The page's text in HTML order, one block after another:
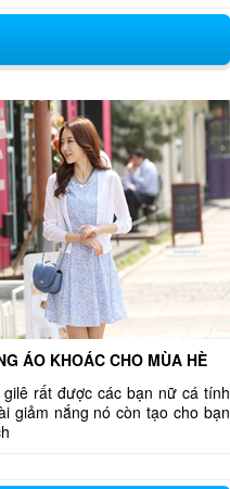
ÁO KHOÁC CHO MÙA HÈ
gilê rất được các bạn nữ cá tính
giảm nắng nó còn tạo cho bạn